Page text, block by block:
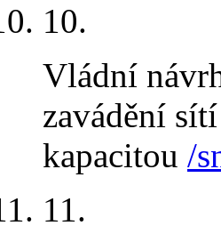
10.
Vládní
zavádění
kapacitou /
11.